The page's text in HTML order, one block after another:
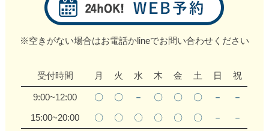
※空きがない場合はお電話かlineでお問い合わせください
受付時間 月 火 水 木 金 土 日 祝
9:00~12:00 〇 〇 － 〇 〇 〇 －
－
15:00~20:00
〇 〇 〇 〇 〇 〇 － －